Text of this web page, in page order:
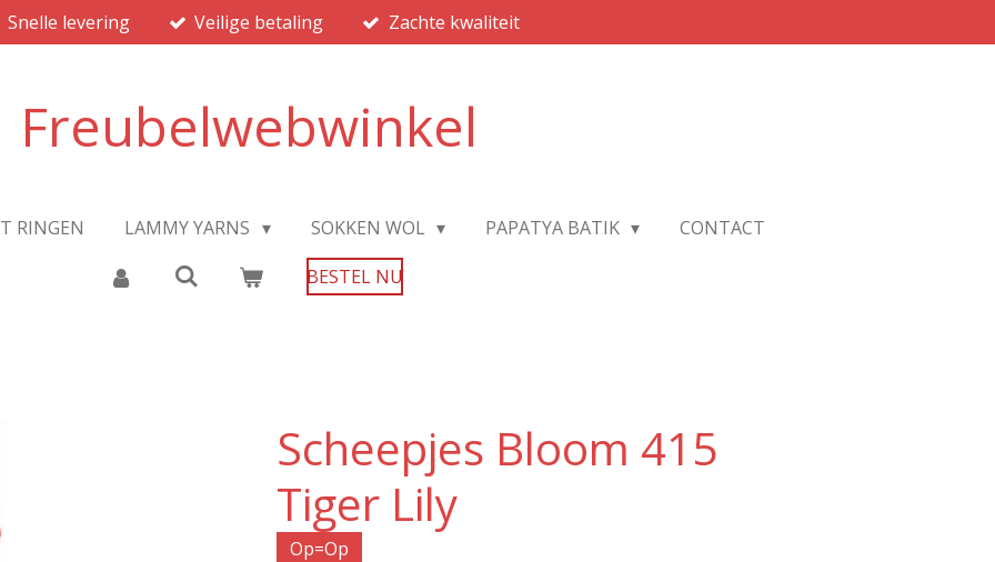
Snelle levering Veilige betaling Zachte kwaliteit
Freubelwebwinkel
RINGEN LAMMY YARNS SOKKEN WOL PAPATYA BATIK
CONTACT
BESTEL NU
Scheepjes Bloom 415
Tiger Lily
Op=Op